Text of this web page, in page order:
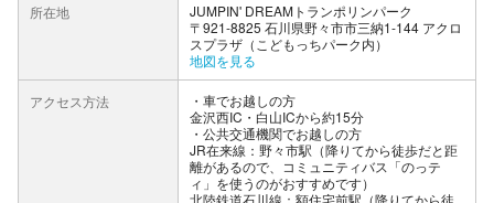
所在地
JUMPIN' DREAMトランポリンパーク
〒921-8825 石川県野々市市三納1-144 アクロ
スプラザ（こどもっちパーク内）
地図を見る
アクセス方法
車でお越しの方
金沢西IC・白山ICから約15分
公共交通機関でお越しの方
JR在来線：野々市駅（降りてから徒歩だと距
離があるので、コミュニティバス「のっテ
ィ」を使うのがおすすめです）
北陸鉄道石川線：額住宅前駅（降りてから徒